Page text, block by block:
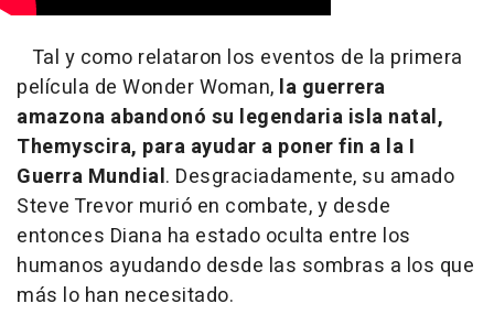
Tal y como relataron los eventos de la primera
película de Wonder Woman, la guerrera
amazona abandonó su legendaria isla natal,
Themyscira, para ayudar a poner fin a la I
Guerra Mundial. Desgraciadamente, su amado
Steve Trevor murió en combate, y desde
entonces Diana ha estado oculta entre los
humanos ayudando desde las sombras a los que
más lo han necesitado.